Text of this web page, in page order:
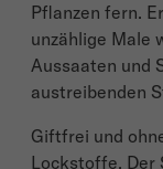
Pflanzen fern.
unzählige Male
Aussaaten und
austreibenden
Giftfrei und
Lockstoffe. Der